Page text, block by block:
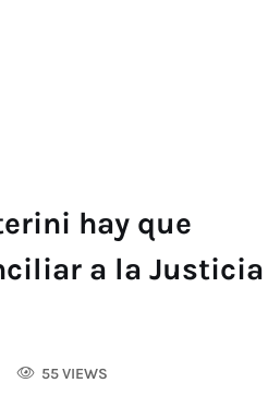
hay que
a la Justicia
55 VIEWS